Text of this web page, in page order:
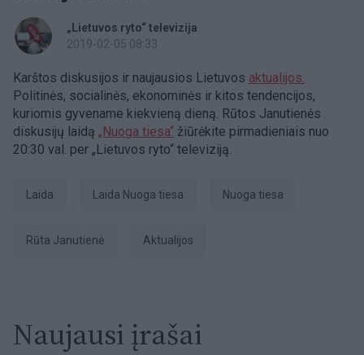
„Lietuvos ryto“ televizija
2019-02-05 08:33
Karštos diskusijos ir naujausios Lietuvos aktualijos.
Politinės, socialinės, ekonominės ir kitos tendencijos,
kuriomis gyvename kiekvieną dieną. Rūtos Janutienės
diskusijų laidą „Nuoga tiesa“ žiūrėkite pirmadieniais nuo
20:30 val. per „Lietuvos ryto“ televiziją.
laida laida Nuoga tiesa Nuoga tiesa
Rūta Janutienė aktualijos
Naujausi įrašai